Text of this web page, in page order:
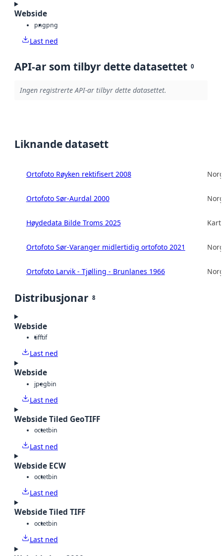
Webside
pngpng
Last ned
API-ar som tilbyr dette datasettet 0
Ingen registrerte API-ar tilbyr dette datasettet.
Liknande datasett
Ortofoto Røyken rektifisert 2008
Ortofoto Sør-Aurdal 2000
Høydedata Bilde Troms 2025
Ortofoto Sør-Varanger midlertidig ortofoto 2021
Ortofoto Larvik - Tjølling - Brunlanes 1966
Distribusjonar 8
Webside
tifftif
Last ned
Webside
jpegbin
Last ned
Webside Tiled GeoTIFF
octetbin
Last ned
Webside ECW
octetbin
Last ned
Webside Tiled TIFF
octetbin
Last ned